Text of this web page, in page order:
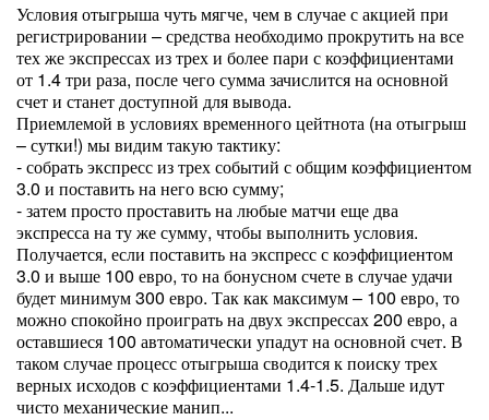
Условия отыгрыша чуть мягче, чем в случае с акцией при
регистрировании – средства необходимо прокрутить на все
тех же экспрессах из трех и более пари с коэффициентами
от 1.4 три раза, после чего сумма зачислится на основной
счет и станет доступной для вывода.
Приемлемой в условиях временного цейтнота (на отыгрыш
– сутки!) мы видим такую тактику:
- собрать экспресс из трех событий с общим коэффициентом
3.0 и поставить на него всю сумму;
- затем просто проставить на любые матчи еще два
экспресса на ту же сумму, чтобы выполнить условия.
Получается, если поставить на экспресс с коэффициентом
3.0 и выше 100 евро, то на бонусном счете в случае удачи
будет минимум 300 евро. Так как максимум – 100 евро, то
можно спокойно проиграть на двух экспрессах 200 евро, а
оставшиеся 100 автоматически упадут на основной счет. В
таком случае процесс отыгрыша сводится к поиску трех
верных исходов с коэффициентами 1.4-1.5. Дальше идут
чисто механические манип...